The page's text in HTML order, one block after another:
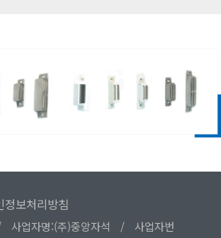
정보처리방침
사업자명:(주)중앙자석 /
사업자번